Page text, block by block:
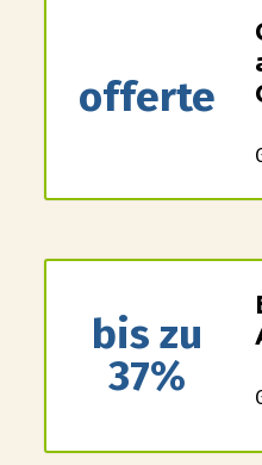
offerte
bis zu
37%